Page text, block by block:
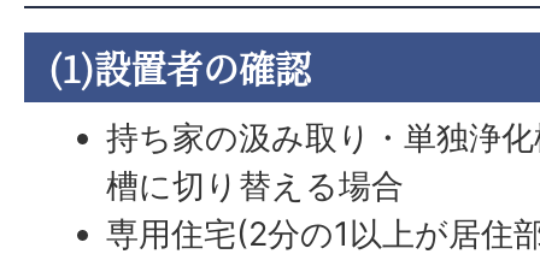
(1)設置者の確認
持ち家の汲み取り・単独浄
槽に切り替える場合
専用住宅(2分の1以上が居住